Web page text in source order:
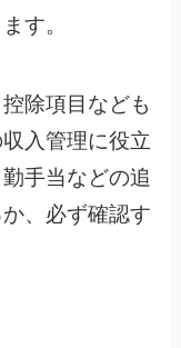
す。
除項目なども
入管理に役立
手当などの追
、必ず確認す